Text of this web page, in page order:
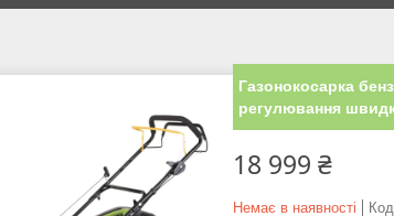
Газонокосарка
регулювання
18 999 ₴
Немає в наявності